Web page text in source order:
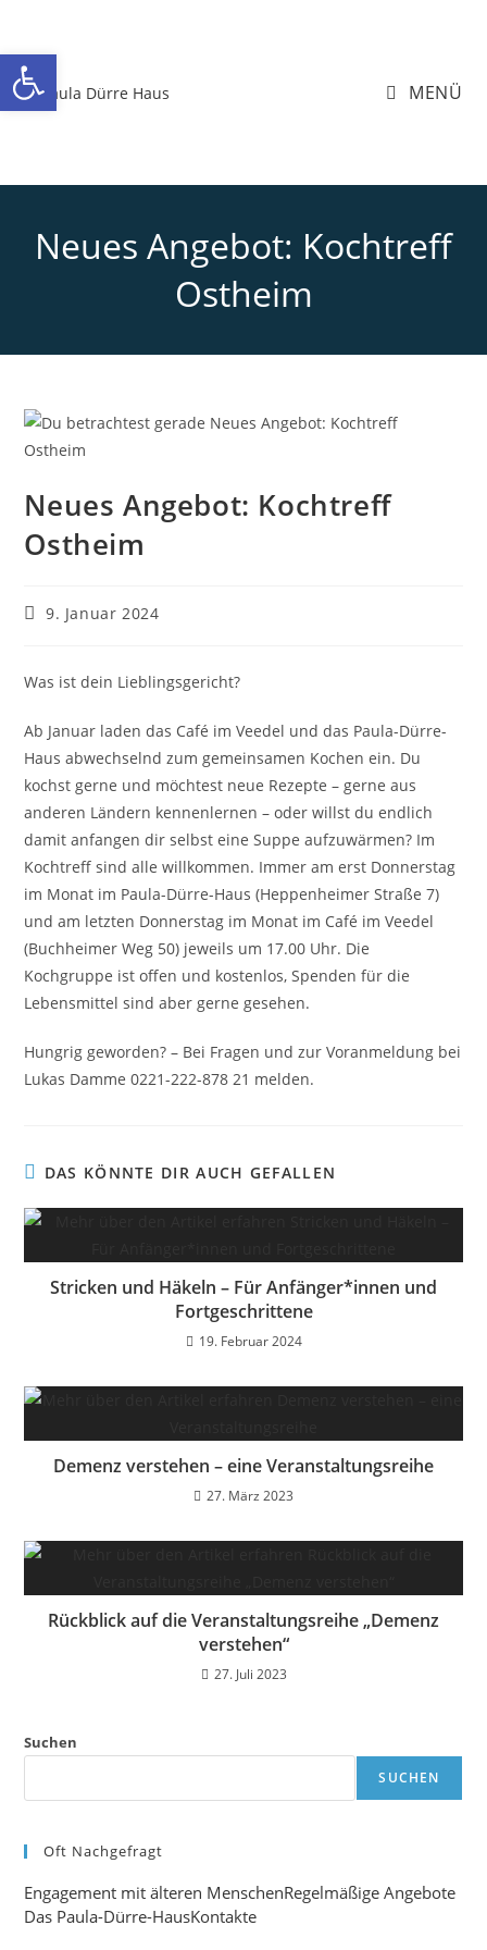
springen
MENÜ
Neues Angebot: Kochtreff
Ostheim
Neues Angebot: Kochtreff
Ostheim
Beitrag
9. Januar 2024
Was ist dein Lieblingsgericht?
Ab Januar laden das Café im Veedel und das Paula-Dürre-
Haus abwechselnd zum gemeinsamen Kochen ein. Du
kochst gerne und möchtest neue Rezepte – gerne aus
anderen Ländern kennenlernen – oder willst du endlich
damit anfangen dir selbst eine Suppe aufzuwärmen? Im
Kochtreff sind alle willkommen. Immer am erst Donnerstag
im Monat im Paula-Dürre-Haus (Heppenheimer Straße 7)
und am letzten Donnerstag im Monat im Café im Veedel
(Buchheimer Weg 50) jeweils um 17.00 Uhr. Die
Kochgruppe ist offen und kostenlos, Spenden für die
Lebensmittel sind aber gerne gesehen.
Hungrig geworden? – Bei Fragen und zur Voranmeldung bei
Lukas Damme 0221-222-878 21 melden.
DAS KÖNNTE DIR AUCH GEFALLEN
Stricken und Häkeln – Für Anfänger*innen und
Fortgeschrittene
19. Februar 2024
Demenz verstehen – eine Veranstaltungsreihe
27. März 2023
Rückblick auf die Veranstaltungsreihe „Demenz
verstehen“
27. Juli 2023
Suchen
SUCHEN
Oft Nachgefragt
Engagement mit älteren MenschenRegelmäßige Angebote
Das Paula-Dürre-HausKontakte
Werkzeugleiste öffnen